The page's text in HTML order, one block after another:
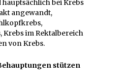
bei Krebs
angewandt,
im Rektalbereich
von Krebs.
stützen